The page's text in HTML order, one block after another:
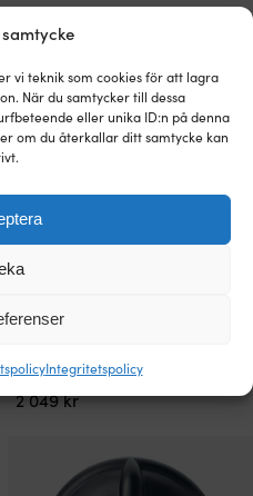
vi teknik som cookies för att lagra
När du samtycker till dessa
eller unika ID:n på denna
om du återkallar ditt samtycke kan
Integritetspolicy
2 569kr
skottmontage 10 – 25°, vit med vit
2 049kr
3 - 6 ARBETSDAGAR